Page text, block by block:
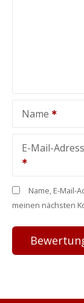
Name
E-Mail-
Name, E-Mail-
meinen nächsten